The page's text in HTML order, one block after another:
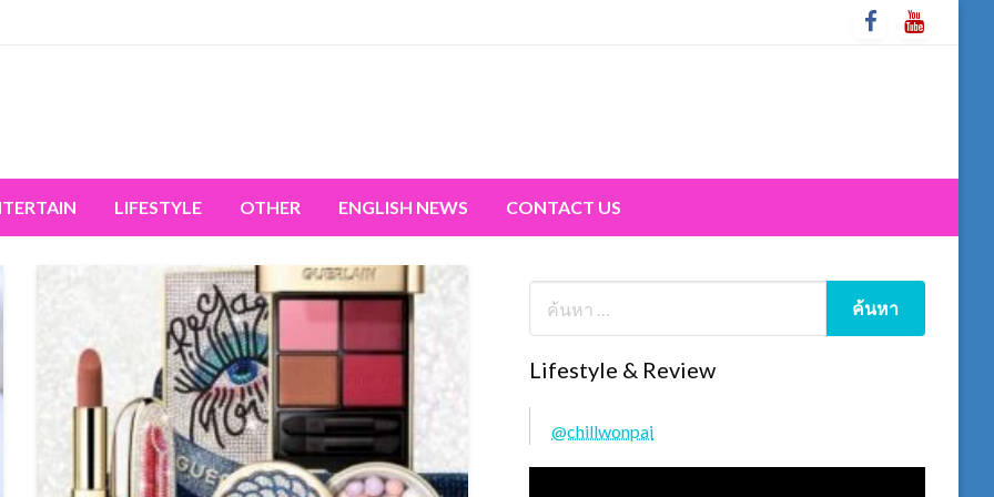
LIFESTYLE OTHER ENGLISH NEWS CONTACT US
Lifestyle & Review
@chillwonpai